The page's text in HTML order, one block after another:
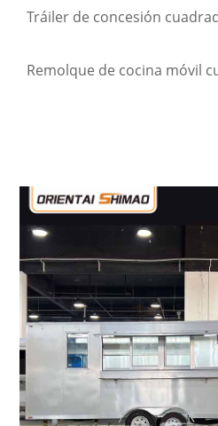
Tráiler de concesión
Remolque de cocina móvil